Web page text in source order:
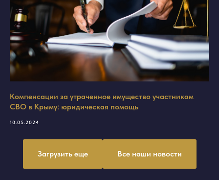
Компенсации за утраченное имущество участникам
СВО в Крыму: юридическая помощь
10.05.2024
Загрузить еще Все наши новости